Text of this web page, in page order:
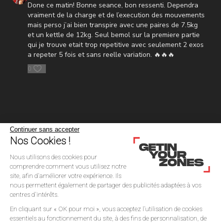
Done ce matin! Bonne seance, bon ressenti. Dependra
vraiment de la charge et de l’execution des mouvements
mais perso j’ai bien transpire avec une paires de 7.5kg
et un kettle de 12kg. Seul bemol sur la premiere partie
qui je trouve etait trop repetitive avec seulement 2 exos
a repeter 5 fois et sans reelle variation. 🔥🔥🔥
0
© BRAIN OFF Production. 2025
Continuer sans accepter
Nos Cookies !
Nous utilisons des cookies pour
comprendre comment vous utilisez notre
site, afin d'améliorer votre expérience. Ils
nous permettent également de partager des publicités adaptées à vos
centres d'intérêts.
En cliquant sur « OK pour moi », vous acceptez l’utilisation de cookies
essentiels au fonctionnement du site, à des fins de personnalisation, de